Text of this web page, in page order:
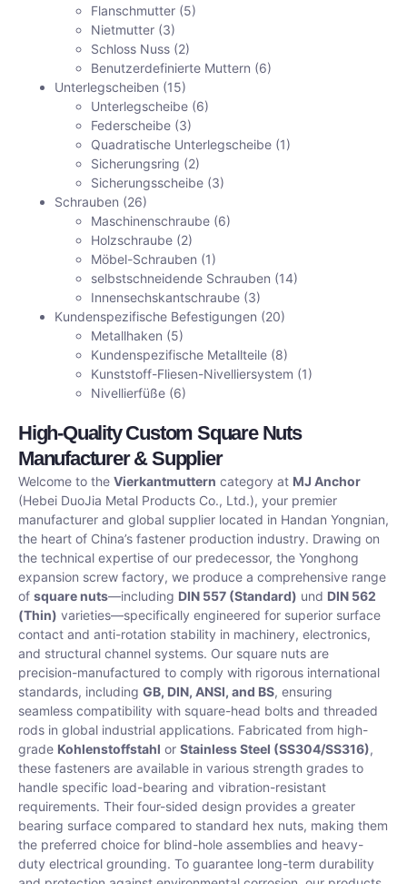
Flanschmutter (5)
Nietmutter (3)
Schloss Nuss (2)
Benutzerdefinierte Muttern (6)
Unterlegscheiben (15)
Unterlegscheibe (6)
Federscheibe (3)
Quadratische Unterlegscheibe (1)
Sicherungsring (2)
Sicherungsscheibe (3)
Schrauben (26)
Maschinenschraube (6)
Holzschraube (2)
Möbel-Schrauben (1)
selbstschneidende Schrauben (14)
Innensechskantschraube (3)
Kundenspezifische Befestigungen (20)
Metallhaken (5)
Kundenspezifische Metallteile (8)
Kunststoff-Fliesen-Nivelliersystem (1)
Nivellierfüße (6)
High-Quality Custom Square Nuts
Manufacturer & Supplier
Welcome to the Vierkantmuttern category at MJ Anchor
(Hebei DuoJia Metal Products Co., Ltd.), your premier
manufacturer and global supplier located in Handan Yongnian,
the heart of China’s fastener production industry. Drawing on
the technical expertise of our predecessor, the Yonghong
expansion screw factory, we produce a comprehensive range
of square nuts—including DIN 557 (Standard) und DIN 562
(Thin) varieties—specifically engineered for superior surface
contact and anti-rotation stability in machinery, electronics,
and structural channel systems. Our square nuts are
precision-manufactured to comply with rigorous international
standards, including GB, DIN, ANSI, and BS, ensuring
seamless compatibility with square-head bolts and threaded
rods in global industrial applications. Fabricated from high-
grade Kohlenstoffstahl or Stainless Steel (SS304/SS316),
these fasteners are available in various strength grades to
handle specific load-bearing and vibration-resistant
requirements. Their four-sided design provides a greater
bearing surface compared to standard hex nuts, making them
the preferred choice for blind-hole assemblies and heavy-
duty electrical grounding. To guarantee long-term durability